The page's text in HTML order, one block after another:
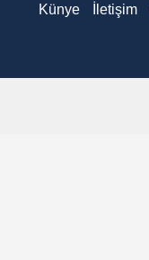
Künye İletişim